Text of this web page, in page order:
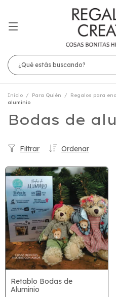
Inicio / Para Quién / Regalos para
aluminio
Bodas de
Ordenar
Filtrar
Retablo Bodas de
Aluminio